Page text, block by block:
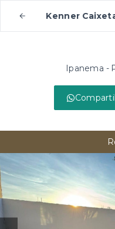
Kenner
Ipanema -